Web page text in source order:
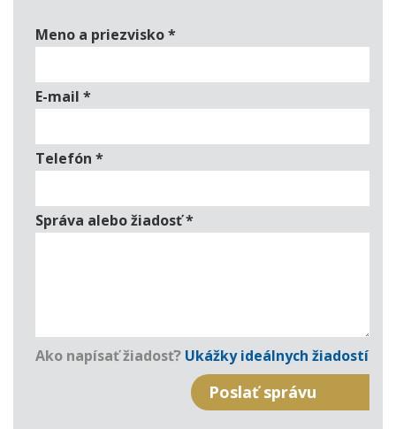
Meno a priezvisko*
E-mail *
Telefón *
Správa alebo žiadosť*
Ako napísať žiadosť? Ukážky ideálnych žiadostí